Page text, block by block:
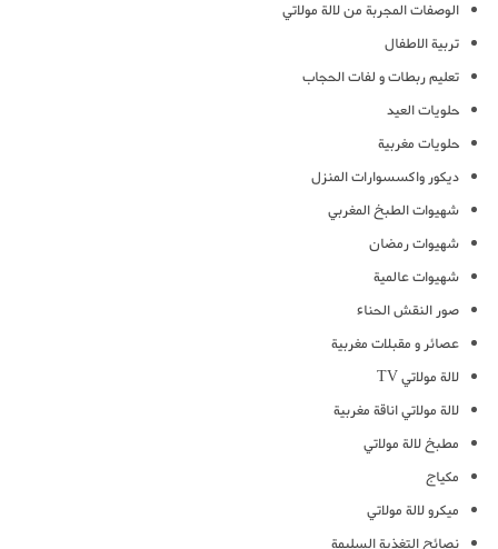
الوصفات المجربة من لالة مولاتي
تربية الاطفال
تعليم ربطات و لفات الحجاب
حلويات العيد
حلويات مغربية
ديكور واكسسوارات المنزل
شهيوات الطبخ المغربي
شهيوات رمضان
شهيوات عالمية
صور النقش الحناء
عصائر و مقبلات مغربية
لالة مولاتي TV
لالة مولاتي اناقة مغربية
مطبخ لالة مولاتي
مكياج
ميكرو لالة مولاتي
نصائح التغذية السليمة